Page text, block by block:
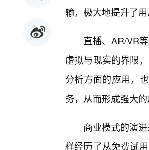
输，极大地提升了用
直播、AR/VR
虚拟与现实的界限
分析方面的应用，
务，从而形成强大的
商业模式的演
样经历了从免费试